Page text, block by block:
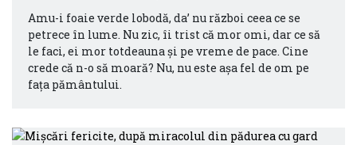
Amu-i foaie verde lobodă, da’ nu război ceea ce se
petrece în lume. Nu zic, îi trist că mor omi, dar ce să
le faci, ei mor totdeauna și pe vreme de pace. Cine
crede că n-o să moară? Nu, nu este așa fel de om pe
fața pământului.